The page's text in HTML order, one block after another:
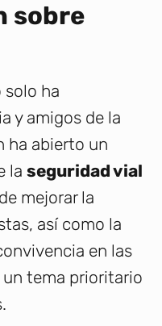
sobre
ha
y amigos de la
ha abierto un
la seguridad vial
mejorar la
así como la
en las
tema prioritario